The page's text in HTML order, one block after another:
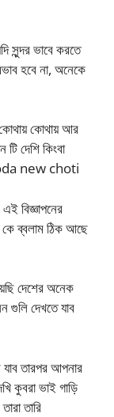
সুন্দর ভাবে করতে
হবে না, অনেকে
কোথায় আর
দেশি কিংবা
new choti
বিজ্ঞাপনের
ব্বলাম ঠিক আছে
দেশের অনেক
দেখতে যাব
তারপর আপনার
কুবরা ভাই গাড়ি
তারি